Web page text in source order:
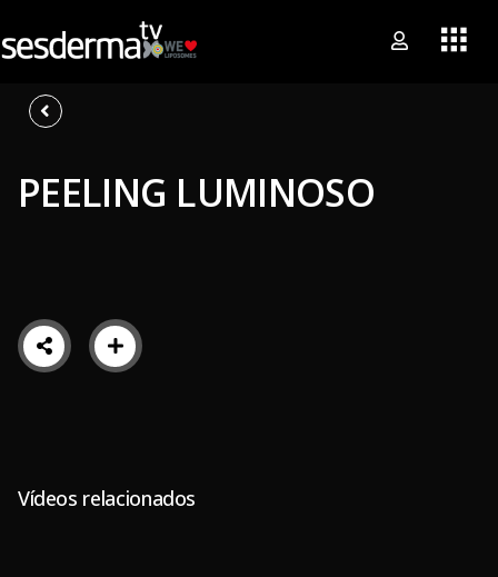
PEELING LUMINOSO
Vídeos relacionados